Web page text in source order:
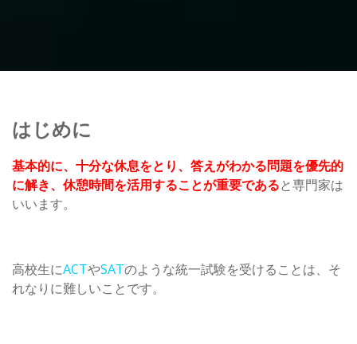
はじめに
基本的に、十分な休息をとり、答えがわかる問題を優先的
に解き、休憩時間を活用することが重要であると専門家は
いいます。
高校生にACTやSATのような統一試験を受けることは、そ
れなりに難しいことです。